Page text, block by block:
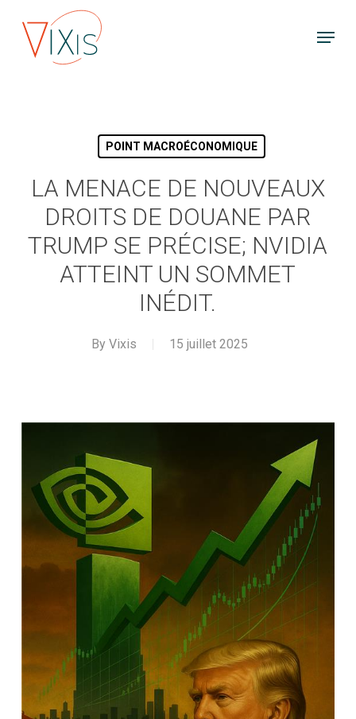
Menu
POINT MACROÉCONOMIQUE
LA MENACE DE NOUVEAUX
DROITS DE DOUANE PAR
TRUMP SE PRÉCISE; NVIDIA
ATTEINT UN SOMMET
INÉDIT.
By Vixis 15 juillet 2025